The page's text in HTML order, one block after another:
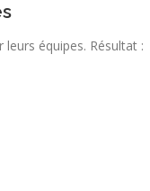
équipes. Résultat :